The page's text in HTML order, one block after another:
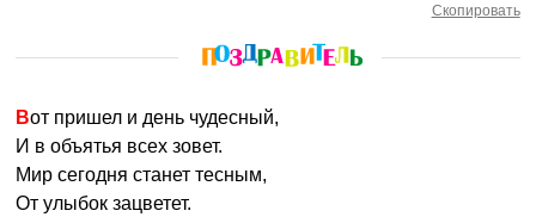
Скопировать
Вот пришел и день чудесный,
И в объятья всех зовет.
Мир сегодня станет тесным,
От улыбок зацветет.